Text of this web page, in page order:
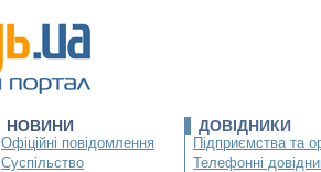
НОВИНИ
Офіційні повідомлення
Суспільство
ДОВІДНИКИ
Підприємства та
Телефонні